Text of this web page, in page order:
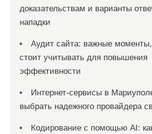
доказательствам и варианты
нападки
Аудит сайта: важные
стоит учитывать для повышения
эффективности
Интернет-сервисы в
выбрать надежного провайдера
Кодирование с помощью AI: